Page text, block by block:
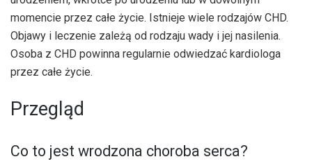
momencie przez całe życie. Istnieje wiele rodzajów CHD.
Objawy i leczenie zależą od rodzaju wady i jej nasilenia.
Osoba z CHD powinna regularnie odwiedzać kardiologa
przez całe życie.
Przegląd
Co to jest wrodzona choroba serca?